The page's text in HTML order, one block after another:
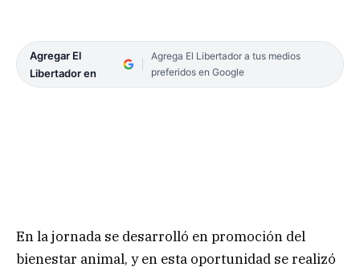
Agregar El
Libertador en
Agrega El Libertador a tus medios
preferidos en Google
En la jornada se desarrolló en promoción del
bienestar animal, y en esta oportunidad se realizó